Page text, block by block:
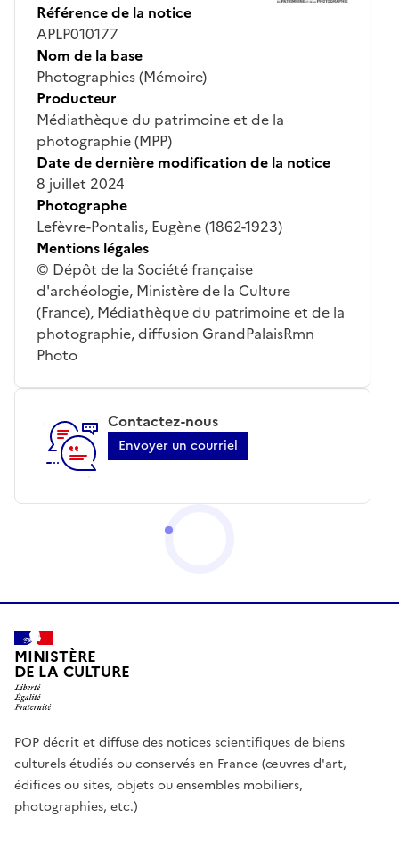
Référence de la notice
APLP010177
Nom de la base
Photographies (Mémoire)
Producteur
Médiathèque du patrimoine et de la
photographie (MPP)
Date de dernière modification de la notice
8 juillet 2024
Photographe
Lefèvre-Pontalis, Eugène (1862-1923)
Mentions légales
© Dépôt de la Société française
d'archéologie, Ministère de la Culture
(France), Médiathèque du patrimoine et de la
photographie, diffusion GrandPalaisRmn
Photo
Contactez-nous
Envoyer un courriel
MINISTÈRE
DE LA CULTURE
POP décrit et diffuse des notices scientifiques de biens
culturels étudiés ou conservés en France (œuvres d'art,
édifices ou sites, objets ou ensembles mobiliers,
photographies, etc.)